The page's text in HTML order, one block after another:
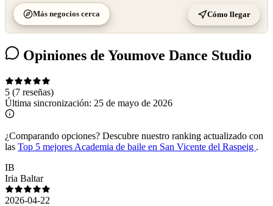
Más negocios cerca Cómo llegar
Opiniones de Youmove Dance Studio
5 (7 reseñas)
Última sincronización: 25 de mayo de 2026
¿Comparando opciones? Descubre nuestro ranking actualizado con
las Top 5 mejores Academia de baile en San Vicente del Raspeig .
IB
Iria Baltar
2026-04-22